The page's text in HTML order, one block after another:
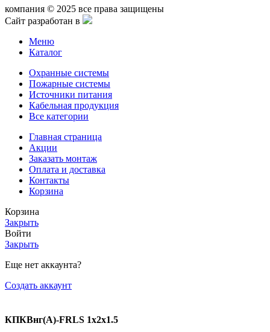
компания © 2025 все права защищены
Сайт разработан в
Меню
Каталог
Охранные системы
Пожарные системы
Источники питания
Кабельная продукция
Все категории
Главная страница
Акции
Заказать монтаж
Оплата и доставка
Контакты
Корзина
Корзина
Закрыть
Войти
Закрыть
Еще нет аккаунта?
Создать аккаунт
КПКВнг(А)-FRLS 1х2х1.5